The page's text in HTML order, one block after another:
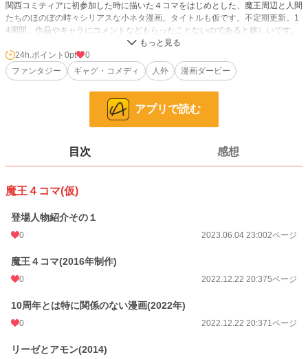
関西コミティアに初参加した時に描いた４コマをはじめとした、魔王周辺と人間
たちのほのぼの時々シリアスな小ネタ漫画。タイトルも仮です。不定期更新。1
4周間、作品やキャラにコメントなどもらったことないのであると嬉しいです。
本編小説を不定期で更新中。感想あると嬉しいです。
https://www.alphapolis.co.jp/novel/393019994/460710063
※作品の自作発言や無断転載、生成AIへの使用やネタ帳扱い、SNSなどへの晒し
※作品制作に生成AIの使用やトレスなどしていません。
2,537 位 / 2,537 件
ページ数
更新日時 2026.06.27 09:42
初回公開日時
週間ポイント 0 pt (8,553 位)
月間ポイント
年間ポイント 775 pt (1,451 位)
24h.ポイント 0pt
0
ファンタジー
ギャグ・コメディ 人外 漫画ダービー
アプリで読む
目次 感想
魔王４コマ(仮)
登場人物紹介その１
0 2023.06.04 23:002ページ
魔王４コマ(2016年制作)
0 2022.12.22 20:375ページ
10周年とは特に関係のない漫画(2022年)
0 2022.12.22 20:371ページ
リーゼとアモン(2014)